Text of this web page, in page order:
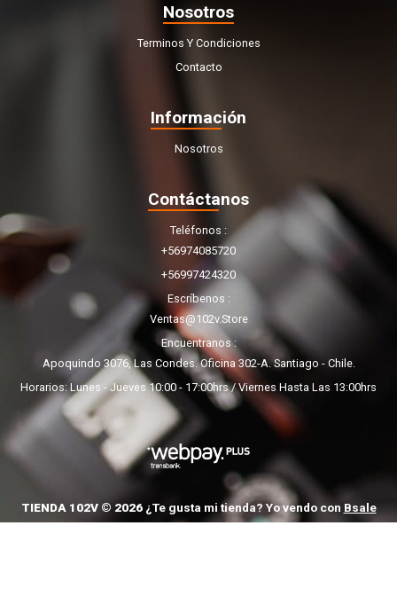
Nosotros
Terminos Y Condiciones
Contacto
Información
Nosotros
Contáctanos
Teléfonos
+56974085720
+56997424320
Escríbenos
Ventas@102v.store
Encuentranos
Apoquindo 3076, Las Condes. Oficina 302-A. Santiago - Chile.
Horarios: Lunes - Jueves 10:00 - 17:00hrs / Viernes Hasta Las 13:00hrs
TIENDA 102V © 2026¿Te gusta mi tienda? Yo vendo con Bsale